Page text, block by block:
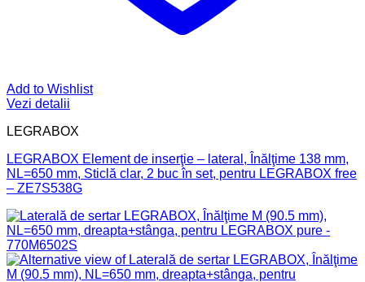
Add to Wishlist
Vezi detalii
LEGRABOX
LEGRABOX Element de inserţie – lateral, Înălţime 138 mm,
NL=650 mm, Sticlă clar, 2 buc în set, pentru LEGRABOX free
– ZE7S538G